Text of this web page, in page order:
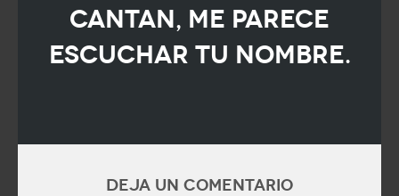
cantan, me parece
escuchar tu nombre.
Deja un comentario